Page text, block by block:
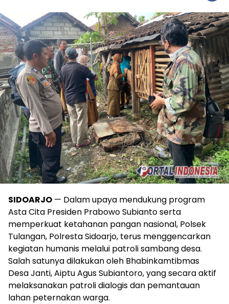
SIDOARJO — Dalam upaya mendukung program
Asta Cita Presiden Prabowo Subianto serta
memperkuat ketahanan pangan nasional, Polsek
Tulangan, Polresta Sidoarjo, terus menggencarkan
kegiatan humanis melalui patroli sambang desa.
Salah satunya dilakukan oleh Bhabinkamtibmas
Desa Janti, Aiptu Agus Subiantoro, yang secara aktif
melaksanakan patroli dialogis dan pemantauan
lahan peternakan warga.